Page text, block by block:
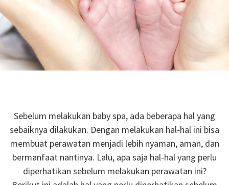
Sebelum melakukan baby spa, ada beberapa hal yang
sebaiknya dilakukan. Dengan melakukan hal-hal ini bisa
membuat perawatan menjadi lebih nyaman, aman, dan
bermanfaat nantinya. Lalu, apa saja hal-hal yang perlu
diperhatikan sebelum melakukan perawatan ini?